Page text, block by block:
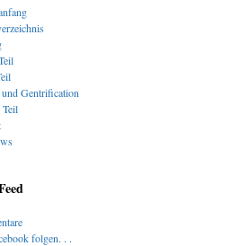
und Gentrification
folgen. . .